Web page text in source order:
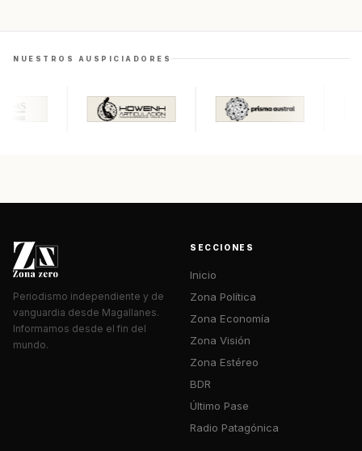
NUESTROS AUSPICIADORES
Periodismo independiente y de
vanguardia desde Magallanes.
Informamos desde el fin del
mundo.
SECCIONES
Inicio
Zona Política
Zona Economía
Zona Visión
Zona Estéreo
BDR
Último Pase
Radio Patagónica